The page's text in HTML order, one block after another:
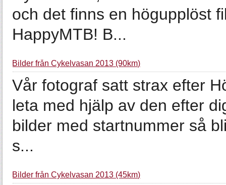
och det finns en högupplöst
HappyMTB! B...
Bilder från Cykelvasan 2013 (90km)
Vår fotograf satt strax efter
leta med hjälp av den efter
bilder med startnummer så
s...
Bilder från Cykelvasan 2013 (45km)